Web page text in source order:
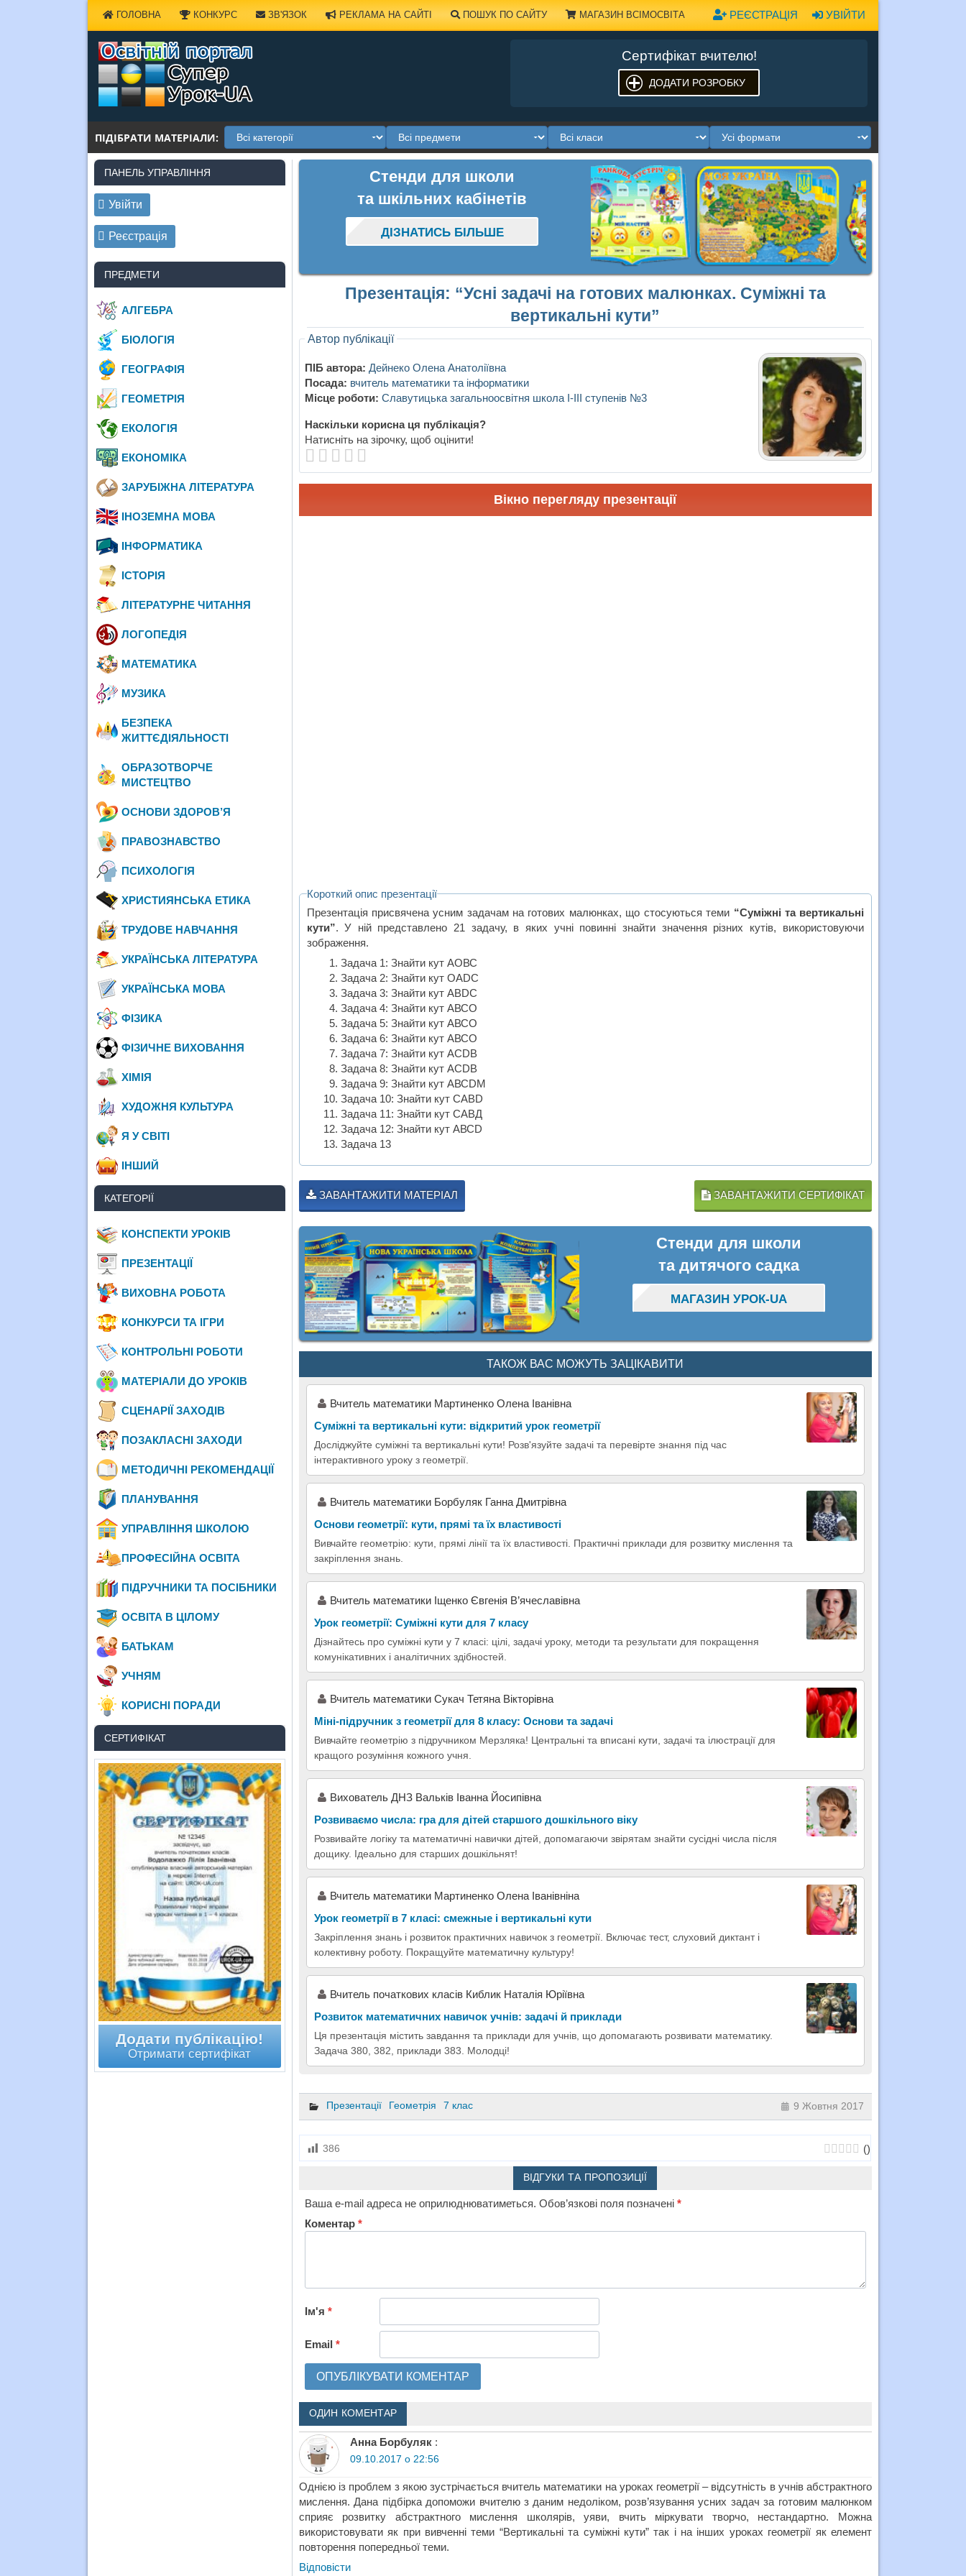
УВІЙТИ
РЕЄСТРАЦІЯ
ГОЛОВНА КОНКУРС ЗВ'ЯЗОК РЕКЛАМА НА САЙТІ ПОШУК ПО САЙТУ МАГАЗИН ВСІМОСВІТА
Сертифікат вчителю!
ДОДАТИ РОЗРОБКУ
ПІДІБРАТИ МАТЕРІАЛИ:
Стенди для школи
та шкільних кабінетів
ДІЗНАТИСЬ БІЛЬШЕ
Презентація: “Усні задачі на готових малюнках. Суміжні та
вертикальні кути”
Автор публікації
ПІБ автора: Дейнеко Олена Анатоліївна
Посада: вчитель математики та інформатики
Місце роботи: Славутицька загальноосвітня школа І-ІІІ ступенів №3
Наскільки корисна ця публікація?
Натисніть на зірочку, щоб оцінити!
Вікно перегляду презентації
Короткий опис презентації
Презентація присвячена усним задачам на готових малюнках, що стосуються теми “Суміжні та вертикальні
кути”. У ній представлено 21 задачу, в яких учні повинні знайти значення різних кутів, використовуючи
зображення.
Задача 1: Знайти кут АОВС
Задача 2: Знайти кут ОАDС
Задача 3: Знайти кут АВDС
Задача 4: Знайти кут АВСО
Задача 5: Знайти кут АВСО
Задача 6: Знайти кут АВСО
Задача 7: Знайти кут АСDВ
Задача 8: Знайти кут АСDВ
Задача 9: Знайти кут АВСDМ
Задача 10: Знайти кут САВD
Задача 11: Знайти кут САВД
Задача 12: Знайти кут АВСD
Задача 13
ЗАВАНТАЖИТИ МАТЕРІАЛ ЗАВАНТАЖИТИ СЕРТИФІКАТ
Стенди для школи
та дитячого садка
МАГАЗИН УРОК-UA
ТАКОЖ ВАС МОЖУТЬ ЗАЦІКАВИТИ
Вчитель математики Мартиненко Олена Іванівна
Суміжні та вертикальні кути: відкритий урок геометрії
Досліджуйте суміжні та вертикальні кути! Розв'язуйте задачі та перевірте знання під час
інтерактивного уроку з геометрії.
Вчитель математики Борбуляк Ганна Дмитрівна
Основи геометрії: кути, прямі та їх властивості
Вивчайте геометрію: кути, прямі лінії та їх властивості. Практичні приклади для розвитку мислення та
закріплення знань.
Вчитель математики Іщенко Євгенія В’ячеславівна
Урок геометрії: Суміжні кути для 7 класу
Дізнайтесь про суміжні кути у 7 класі: цілі, задачі уроку, методи та результати для покращення
комунікативних і аналітичних здібностей.
Вчитель математики Сукач Тетяна Вікторівна
Міні-підручник з геометрії для 8 класу: Основи та задачі
Вивчайте геометрію з підручником Мерзляка! Центральні та вписані кути, задачі та ілюстрації для
кращого розуміння кожного учня.
Вихователь ДНЗ Вальків Іванна Йосипівна
Розвиваємо числа: гра для дітей старшого дошкільного віку
Розвивайте логіку та математичні навички дітей, допомагаючи звірятам знайти сусідні числа після
дощику. Ідеально для старших дошкільнят!
Вчитель математики Мартиненко Олена Іванівніна
Урок геометрії в 7 класі: смежные і вертикальні кути
Закріплення знань і розвиток практичних навичок з геометрії. Включає тест, слуховий диктант і
колективну роботу. Покращуйте математичну культуру!
Вчитель початкових класів Киблик Наталія Юріївна
Розвиток математичних навичок учнів: задачі й приклади
Ця презентація містить завдання та приклади для учнів, що допомагають розвивати математику.
Задача 380, 382, приклади 383. Молодці!
Презентації Геометрія 7 клас 9 Жовтня 2017
386 ()
ВІДГУКИ ТА ПРОПОЗИЦІЇ
Ваша e-mail адреса не оприлюднюватиметься. Обов’язкові поля позначені *
Коментар *
Ім'я *
Email *
ОДИН КОМЕНТАР
Анна Борбуляк :
09.10.2017 о 22:56
Однією із проблем з якою зустрічається вчитель математики на уроках геометрії – відсутність в учнів абстрактного
мислення. Дана підбірка допоможи вчителю з даним недоліком, розв’язування усних задач за готовим малюнком
сприяє розвитку абстрактного мислення школярів, уяви, вчить міркувати творчо, нестандартно. Можна
використовувати як при вивченні теми “Вертикальні та суміжні кути” так і на інших уроках геометрії як елемент
повторення попередньої теми.
Відповіcти
ПАНЕЛЬ УПРАВЛІННЯ
Увійти
Реєстрація
ПРЕДМЕТИ
АЛГЕБРА
БІОЛОГІЯ
ГЕОГРАФІЯ
ГЕОМЕТРІЯ
ЕКОЛОГІЯ
ЕКОНОМІКА
ЗАРУБІЖНА ЛІТЕРАТУРА
ІНОЗЕМНА МОВА
ІНФОРМАТИКА
ІСТОРІЯ
ЛІТЕРАТУРНЕ ЧИТАННЯ
ЛОГОПЕДІЯ
МАТЕМАТИКА
МУЗИКА
БЕЗПЕКА
ЖИТТЄДІЯЛЬНОСТІ
ОБРАЗОТВОРЧЕ
МИСТЕЦТВО
ОСНОВИ ЗДОРОВ’Я
ПРАВОЗНАВСТВО
ПСИХОЛОГІЯ
ХРИСТИЯНСЬКА ЕТИКА
ТРУДОВЕ НАВЧАННЯ
УКРАЇНСЬКА ЛІТЕРАТУРА
УКРАЇНСЬКА МОВА
ФІЗИКА
ФІЗИЧНЕ ВИХОВАННЯ
ХІМІЯ
ХУДОЖНЯ КУЛЬТУРА
Я У СВІТІ
ІНШИЙ
КАТЕГОРІЇ
КОНСПЕКТИ УРОКІВ
ПРЕЗЕНТАЦІЇ
ВИХОВНА РОБОТА
КОНКУРСИ ТА ІГРИ
КОНТРОЛЬНІ РОБОТИ
МАТЕРІАЛИ ДО УРОКІВ
СЦЕНАРІЇ ЗАХОДІВ
ПОЗАКЛАСНІ ЗАХОДИ
МЕТОДИЧНІ РЕКОМЕНДАЦІЇ
ПЛАНУВАННЯ
УПРАВЛІННЯ ШКОЛОЮ
ПРОФЕСІЙНА ОСВІТА
ПІДРУЧНИКИ ТА ПОСІБНИКИ
ОСВІТА В ЦІЛОМУ
БАТЬКАМ
УЧНЯМ
КОРИСНІ ПОРАДИ
СЕРТИФІКАТ
Додати публікацію!
Отримати сертифікат